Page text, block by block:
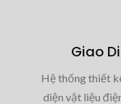
Giao
Hệ thống thiết
diện vật liệu